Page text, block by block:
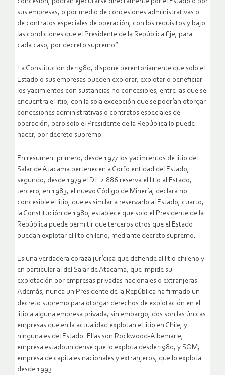
sus empresas, o por medio de concesiones administrativas o
de contratos especiales de operación, con los requisitos y bajo
las condiciones que el Presidente de la República fije, para
cada caso, por decreto supremo”.
La Constitución de 1980, dispone perentoriamente que solo el
Estado o sus empresas pueden explorar, explotar o beneficiar
los yacimientos con sustancias no concesibles, entre las que se
encuentra el litio, con la sola excepción que se podrían otorgar
concesiones administrativas o contratos especiales de
operación, pero solo el Presidente de la República lo puede
hacer, por decreto supremo.
En resumen: primero, desde 1977 los yacimientos de litio del
Salar de Atacama pertenecen a Corfo entidad del Estado;
segundo, desde 1979 el DL 2.886 reserva el litio al Estado;
tercero, en 1983, el nuevo Código de Minería, declara no
concesible el litio, que es similar a reservarlo al Estado; cuarto,
la Constitución de 1980, establece que solo el Presidente de la
República puede permitir que terceros otros que el Estado
puedan explotar el lito chileno, mediante decreto supremo.
Es una verdadera coraza jurídica que defiende al litio chileno y
en particular al del Salar de Atacama, que impide su
explotación por empresas privadas nacionales o extranjeras.
Además, nunca un Presidente de la República ha firmado un
decreto supremo para otorgar derechos de explotación en el
litio a alguna empresa privada, sin embargo, dos son las únicas
empresas que en la actualidad explotan el litio en Chile, y
ninguna es del Estado: Ellas son Rockwood-Albemarle,
empresa estadounidense que lo explota desde 1980, y SQM,
empresa de capitales nacionales y extranjeros, que lo explota
desde 1993.